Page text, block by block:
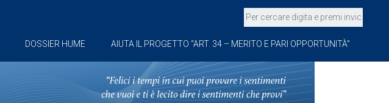
DOSSIER HUME AIUTA IL PROGETTO “ART. 34 – MERITO E PARI OPPORTUNITÀ”